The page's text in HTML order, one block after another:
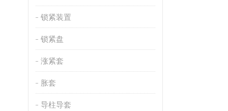
锁紧装置
锁紧盘
涨紧套
胀套
导柱导套